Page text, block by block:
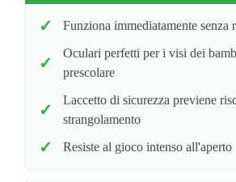
Funziona immediatamente senza
Oculari perfetti per i visi dei
prescolare
Laccetto di sicurezza previene
strangolamento
Resiste al gioco intenso all'aperto